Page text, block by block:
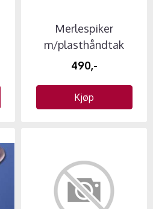
Merlespiker
m/plasthåndtak
490,-
Kjøp